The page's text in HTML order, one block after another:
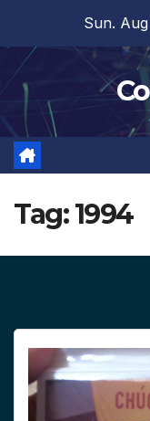
content
Sun.
Tag:1994